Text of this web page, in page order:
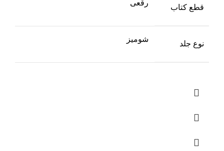
قطع کتاب
رقعی
نوع جلد
شومیز